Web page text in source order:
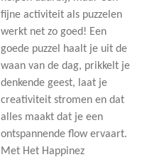
fijne activiteit als puzzelen
werkt net zo goed! Een
goede puzzel haalt je uit de
waan van de dag, prikkelt je
denkende geest, laat je
creativiteit stromen en dat
alles maakt dat je een
ontspannende flow ervaart.
Met Het Happinez